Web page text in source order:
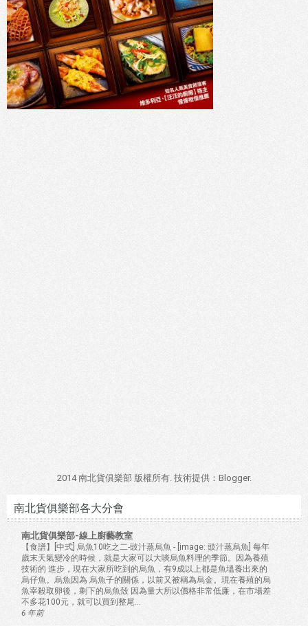
2014 南北貨俱樂部 版權所有. 技術提供： Blogger.
南北貨俱樂部各大分會
南北貨俱樂部-線上廚藝教室
【食譜】[中式] 烏魚10吃之二-豉汁蒸烏魚 - [image: 豉汁蒸烏魚] 每年
歲末天氣變冷的時候，就是大家可以大啖烏魚料理的季節。因為養殖
技術的 進步，現在大家所吃到的烏魚，有9成以上都是魚塭養出來的
烏仔魚。烏魚因為 烏魚子的關係，以前又被稱為烏金。現在養殖的烏
魚宰殺取卵後，剩下的烏魚殼 因為量大所以價格非常低廉，在市場差
不多花100元，就可以買到整尾...
6 年前